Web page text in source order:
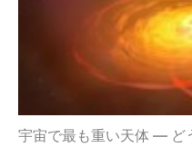
宇宙で最も重い天体 — ど